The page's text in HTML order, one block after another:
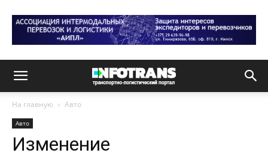
На главную Авто
Авто
Изменение